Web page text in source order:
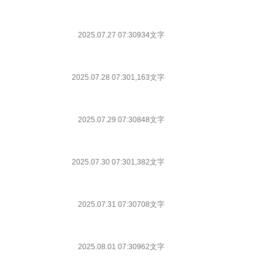
2025.07.27 07:30934文字
2025.07.28 07:301,163文字
2025.07.29 07:30848文字
2025.07.30 07:301,382文字
2025.07.31 07:30708文字
2025.08.01 07:30962文字